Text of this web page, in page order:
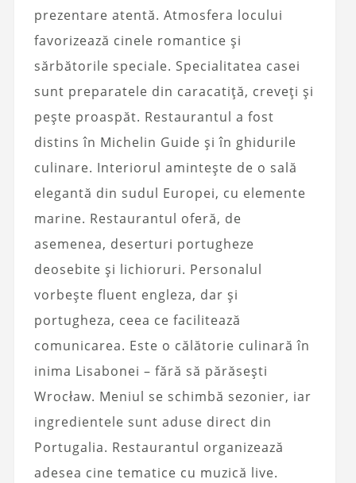
prezentare atentă. Atmosfera locului
favorizează cinele romantice și
sărbătorile speciale. Specialitatea casei
sunt preparatele din caracatiță, creveți și
pește proaspăt. Restaurantul a fost
distins în Michelin Guide și în ghidurile
culinare. Interiorul amintește de o sală
elegantă din sudul Europei, cu elemente
marine. Restaurantul oferă, de
asemenea, deserturi portugheze
deosebite și lichioruri. Personalul
vorbește fluent engleza, dar și
portugheza, ceea ce facilitează
comunicarea. Este o călătorie culinară în
inima Lisabonei – fără să părăsești
Wrocław. Meniul se schimbă sezonier, iar
ingredientele sunt aduse direct din
Portugalia. Restaurantul organizează
adesea cine tematice cu muzică live.